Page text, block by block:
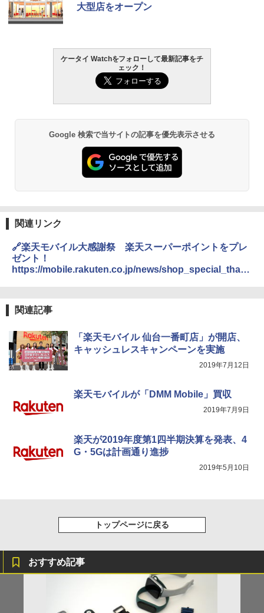
大型店をオープン
ケータイ Watchをフォローして最新記事をチ
ェック！
Google 検索で当サイトの記事を優先表示させる
関連リンク
🔗楽天モバイル大感謝祭 楽天スーパーポイントをプレ
ゼント！
https://mobile.rakuten.co.jp/news/shop_special_thank
関連記事
「楽天モバイル 仙台一番町店」が開店、
キャッシュレスキャンペーンを実施
2019年7月12日
楽天モバイルが「DMM Mobile」買収
2019年7月9日
楽天が2019年度第1四半期決算を発表、4
G・5Gは計画通り進捗
2019年5月10日
トップページに戻る
おすすめ記事